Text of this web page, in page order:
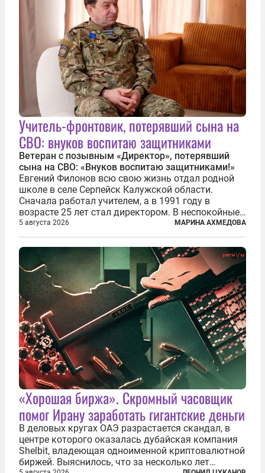
Учитель-фронтовик, потерявший сына на
СВО: внуков воспитаю защитниками
Ветеран с позывным «Директор», потерявший
сына на СВО: «Внуков воспитаю защитниками!»
Евгений Филонов всю свою жизнь отдал родной
школе в селе Серпейск Калужской области.
Сначала работал учителем, а в 1991 году в
возрасте 25 лет стал директором. В неспокойные
90-е он сумел спасти школу от закрытия и со
временем сделал ее лучшей в районе. В 2023 году
в возрасте 57 лет вслед за сыном...
5 августа 2026 МАРИНА АХМЕДОВА
«Хорошая биржа». Скромный часовщик
помог Ирану заработать гигантские деньги
В деловых кругах ОАЭ разрастается скандал, в
центре которого оказалась дубайская компания
Shelbit, владеющая одноименной криптовалютной
биржей. Выяснилось, что за несколько лет